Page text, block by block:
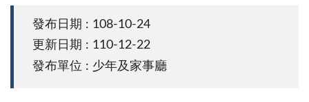
發布日期 : 108-10-24
更新日期 : 110-12-22
發布單位 : 少年及家事廳